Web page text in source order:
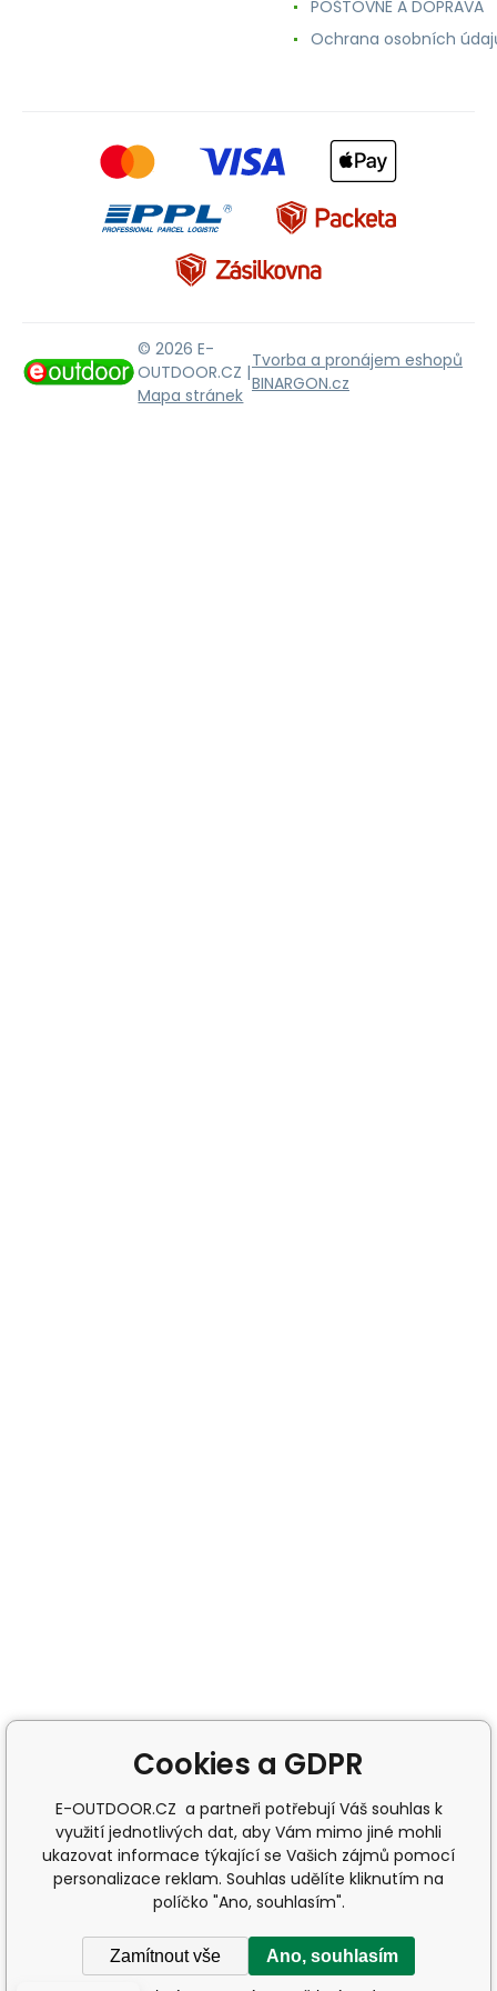
POŠTOVNÉ A DOPRAVA
Ochrana osobních
© 2026 E-
OUTDOOR.CZ |
Mapa stránek
Tvorba a pronájem eshopů
BINARGON.cz
Cookies a GDPR
E-OUTDOOR.CZ a partneři potřebují Váš souhlas k
využití jednotlivých dat, aby Vám mimo jiné mohli
ukazovat informace týkající se Vašich zájmů pomocí
personalizace reklam. Souhlas udělíte kliknutím na
políčko "Ano, souhlasím".
Zamítnout vše Ano, souhlasím